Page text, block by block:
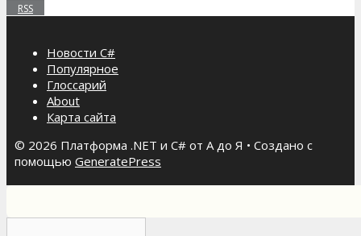
RSS
Новости C#
Популярное
Глоссарий
About
Карта сайта
© 2026 Платформа .NET и C# от А до Я • Создано с
помощью GeneratePress